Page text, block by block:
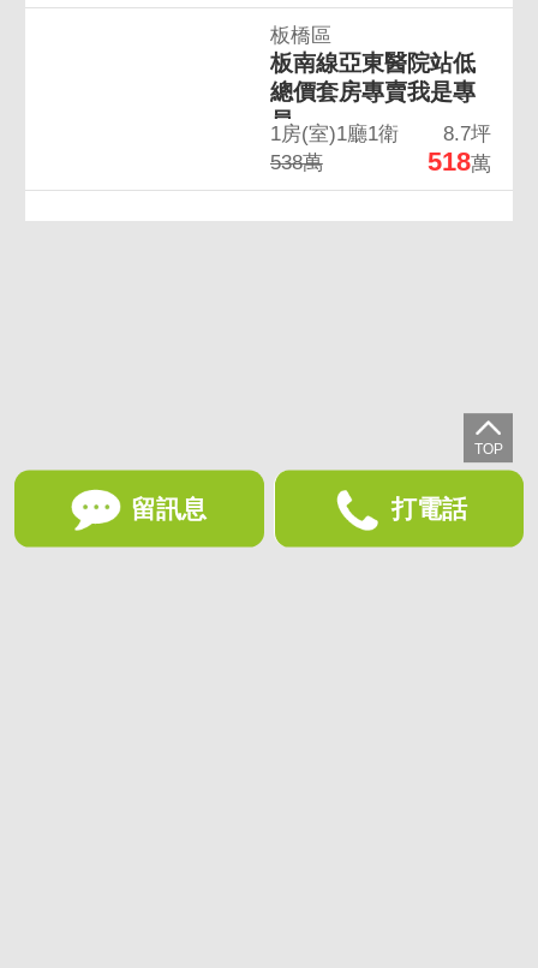
板橋區
板南線亞東醫院站低
總價套房專賣我是專
員
1房(室)1廳1衛
8.7坪
538萬
518萬
留訊息 打電話